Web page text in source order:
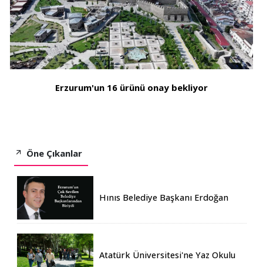
Erzurum'un 16 ürünü onay bekliyor
Öne Çıkanlar
Hınıs Belediye Başkanı Erdoğan
Atatürk Üniversitesi'ne Yaz Okulu